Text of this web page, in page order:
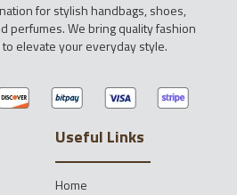
for stylish handbags, shoes,
perfumes. We bring quality fashion
elevate your everyday style.
Useful Links
Home